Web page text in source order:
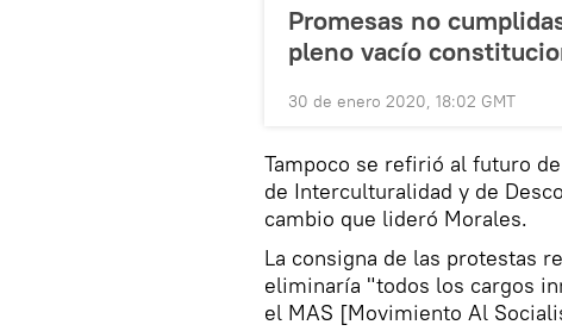
Promesas no
pleno vacío
30 de enero 2020, 18:02 GMT
Tampoco se refirió al futuro
de Interculturalidad y de
cambio que lideró Morales.
La consigna de las protestas
eliminaría "todos los cargos
el MAS [Movimiento Al